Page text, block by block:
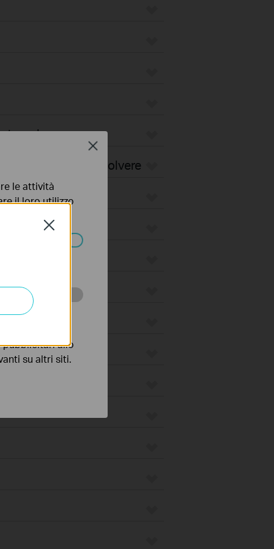
per Robot Aspirapolvere
Close
le attività
il loro utilizzo
essere
di
pubblicitari allo
su altri siti.
Close